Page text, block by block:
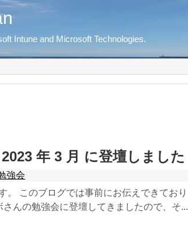
Intune and Microsoft Technologies.
年 3 月 に登壇しました
強会
。 このブログでは事前にお伝えできており
んの勉強会に登壇してきましたので、そ...